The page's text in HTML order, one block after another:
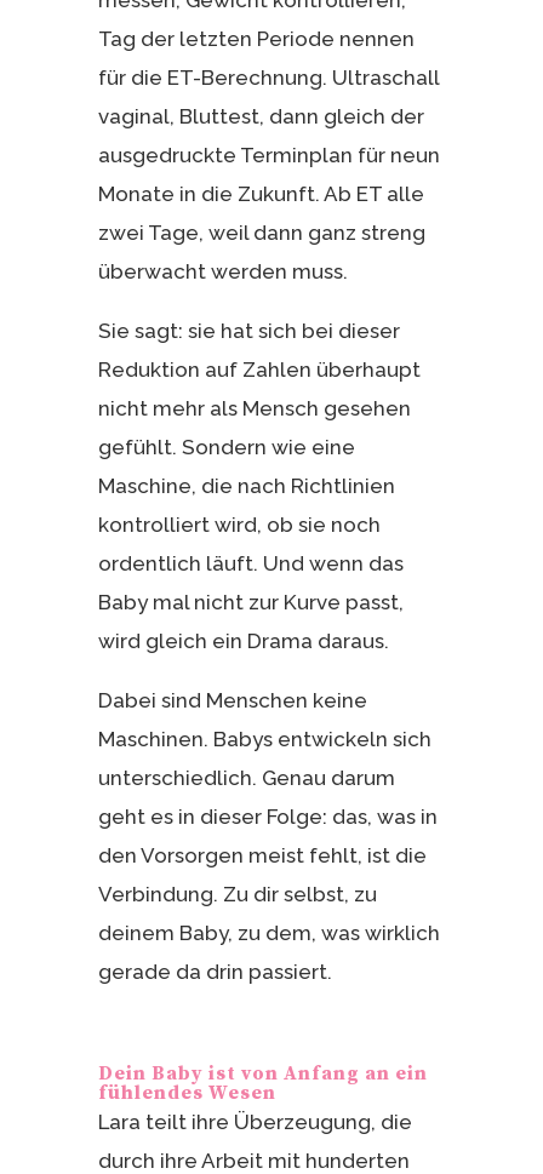
Tag der letzten Periode nennen
für die ET-Berechnung. Ultraschall
vaginal, Bluttest, dann gleich der
ausgedruckte Terminplan für neun
Monate in die Zukunft. Ab ET alle
zwei Tage, weil dann ganz streng
überwacht werden muss.
Sie sagt: sie hat sich bei dieser
Reduktion auf Zahlen überhaupt
nicht mehr als Mensch gesehen
gefühlt. Sondern wie eine
Maschine, die nach Richtlinien
kontrolliert wird, ob sie noch
ordentlich läuft. Und wenn das
Baby mal nicht zur Kurve passt,
wird gleich ein Drama daraus.
Dabei sind Menschen keine
Maschinen. Babys entwickeln sich
unterschiedlich. Genau darum
geht es in dieser Folge: das, was in
den Vorsorgen meist fehlt, ist die
Verbindung. Zu dir selbst, zu
deinem Baby, zu dem, was wirklich
gerade da drin passiert.
Dein Baby ist von Anfang an ein
fühlendes Wesen
Lara teilt ihre Überzeugung, die
durch ihre Arbeit mit hunderten